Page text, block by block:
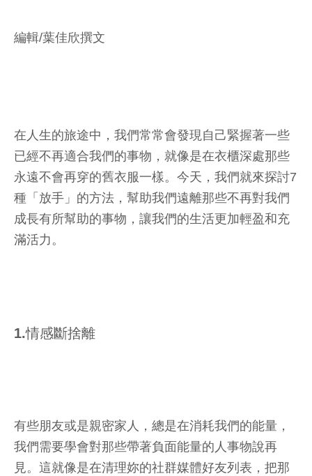
編輯/葉佳欣撰文
在人生的旅途中，我們常常會發現自己緊握著一些
已經不再適合我們的事物，就像是在衣櫃深處那些
永遠不會再穿的舊衣服一樣。今天，我們就來探討7
種「放手」的方法，幫助我們遠離那些不再對我們
成長有所幫助的事物，讓我們的生活更加輕盈和充
滿活力。
1.情感斷捨離
有些朋友或是親密家人，總是在消耗我們的能量，
我們需要學會對那些帶著負面能量的人事物說再
見。這就像是在清理妳的社群媒體好友列表，把那